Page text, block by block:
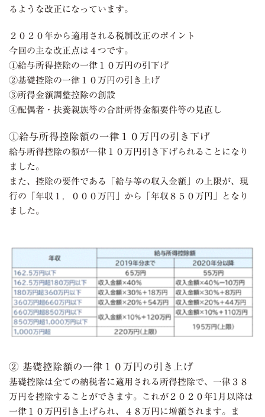
るような改正になっています。
２０２０年から適用される税制改正のポイント
今回の主な改正点は４つです。
①給与所得控除の一律１０万円の引下げ
②基礎控除の一律１０万円の引き上げ
③所得金額調整控除の創設
④配偶者・扶養親族等の合計所得金額要件等の見直し
①給与所得控除額の一律１０万円の引き下げ
給与所得控除の額が一律１０万円引き下げられることになり
ました。
また、控除の要件である「給与等の収入金額」の上限が、現
行の「年収１，０００万円」から「年収８５０万円」となり
ました。
② 基礎控除額の一律１０万円の引き上げ
基礎控除は全ての納税者に適用される所得控除で、一律３８
万円を控除することができます。これが２０２０年1月以降は
一律１０万円引き上げられ、４８万円に増額されます。ま